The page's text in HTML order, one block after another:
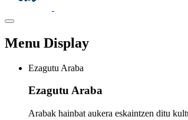
Menu Display
Ezagutu Araba
Ezagutu Araba
Arabak hainbat aukera eskaintzen ditu